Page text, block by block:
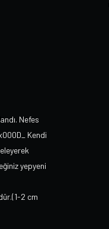
Nefes
Kendi
yepyeni
2 cm